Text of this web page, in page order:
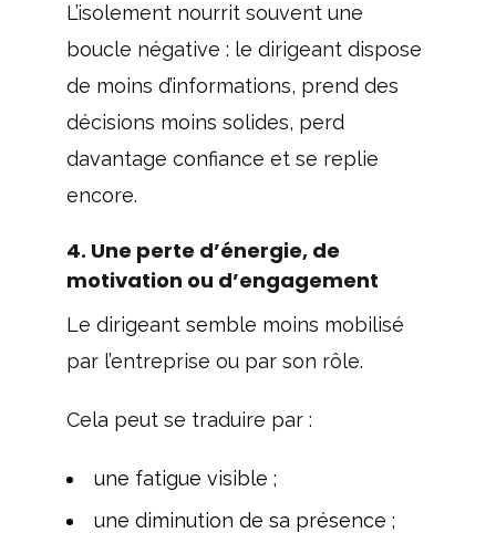
L’isolement nourrit souvent une
boucle négative : le dirigeant dispose
de moins d’informations, prend des
décisions moins solides, perd
davantage confiance et se replie
encore.
4. Une perte d’énergie, de
motivation ou d’engagement
Le dirigeant semble moins mobilisé
par l’entreprise ou par son rôle.
Cela peut se traduire par :
une fatigue visible ;
une diminution de sa présence ;